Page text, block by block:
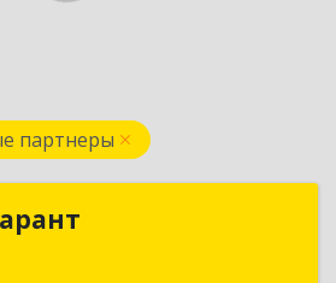
партнеры
Компания Гарант